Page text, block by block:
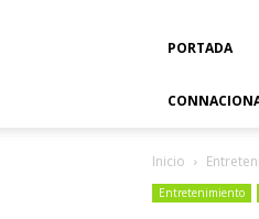
PORTADA
Inicio
Entretenimiento